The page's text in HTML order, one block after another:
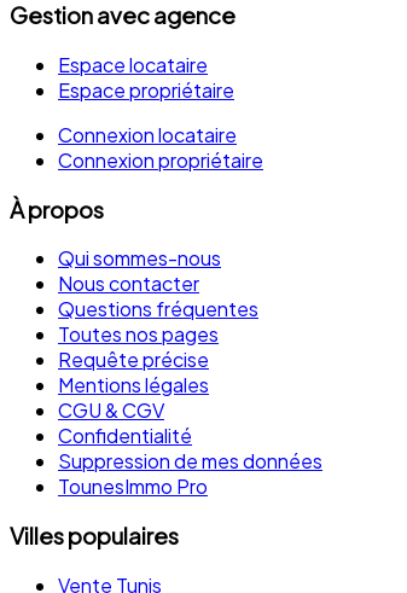
Gestion avec agence
Espace locataire
Espace propriétaire
Connexion locataire
Connexion propriétaire
À propos
Qui sommes-nous
Nous contacter
Questions fréquentes
Toutes nos pages
Requête précise
Mentions légales
CGU & CGV
Confidentialité
Suppression de mes données
TounesImmo Pro
Villes populaires
Vente Tunis